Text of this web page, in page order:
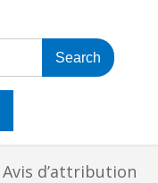
Avis d’attribution